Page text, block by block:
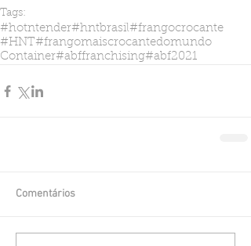
Tags:
#hotntender#hntbrasil#frangocrocante
#HNT#frangomaiscrocantedomundo
Container#abffranchising#abf2021
Comentários